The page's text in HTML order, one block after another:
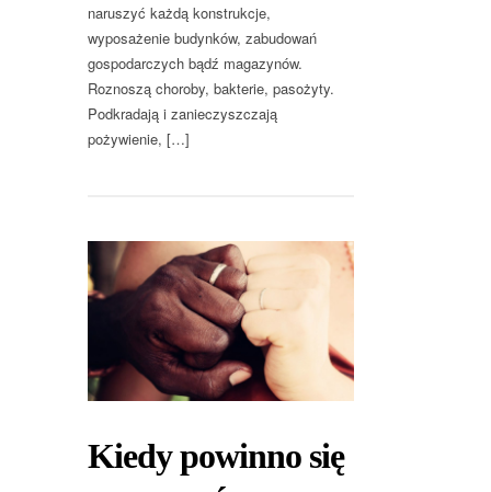
naruszyć każdą konstrukcje,
wyposażenie budynków, zabudowań
gospodarczych bądź magazynów.
Roznoszą choroby, bakterie, pasożyty.
Podkradają i zanieczyszczają
pożywienie, […]
Kiedy powinno się